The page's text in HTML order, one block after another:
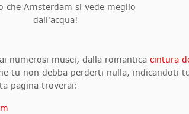
che Amsterdam si vede meglio
dall'acqua!
ai numerosi musei, dalla romantica cintura
tu non debba perderti nulla, indicandoti
pagina troverai: